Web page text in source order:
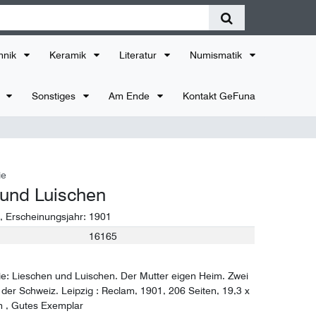
Keramik Literatur Numismatik
Sonstiges Am Ende Kontakt GeFuna
Luischen
, Erscheinungsjahr: 1901
16165
Lieschen und Luischen. Der Mutter eigen Heim. Zwei
Schweiz. Leipzig : Reclam, 1901, 206 Seiten, 19,3 x
, Gutes Exemplar